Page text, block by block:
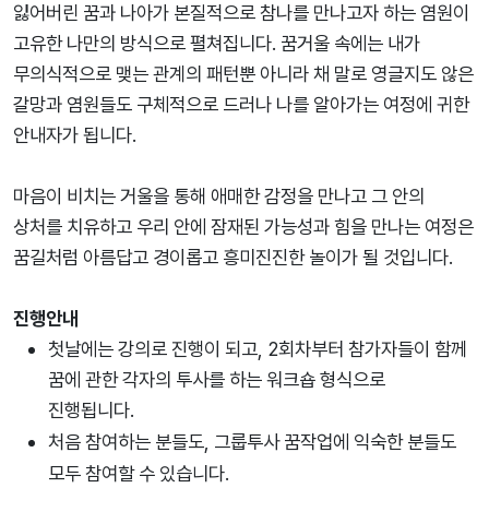
잃어버린 꿈과 나아가 본질적으로 참나를 만나고자 하는 염원이
고유한 나만의 방식으로 펼쳐집니다. 꿈거울 속에는 내가
무의식적으로 맺는 관계의 패턴뿐 아니라 채 말로 영글지도 않은
갈망과 염원들도 구체적으로 드러나 나를 알아가는 여정에 귀한
안내자가 됩니다.
마음이 비치는 거울을 통해 애매한 감정을 만나고 그 안의
상처를 치유하고 우리 안에 잠재된 가능성과 힘을 만나는 여정은
꿈길처럼 아름답고 경이롭고 흥미진진한 놀이가 될 것입니다.
진행안내
첫날에는 강의로 진행이 되고, 2회차부터 참가자들이 함께
꿈에 관한 각자의 투사를 하는 워크숍 형식으로
진행됩니다.
처음 참여하는 분들도, 그룹투사 꿈작업에 익숙한 분들도
모두 참여할 수 있습니다.